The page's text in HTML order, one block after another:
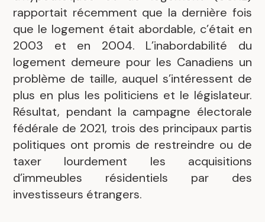
rapportait récemment que la dernière fois
que le logement était abordable, c’était en
2003 et en 2004. L’inabordabilité du
logement demeure pour les Canadiens un
problème de taille, auquel s’intéressent de
plus en plus les politiciens et le législateur.
Résultat, pendant la campagne électorale
fédérale de 2021, trois des principaux partis
politiques ont promis de restreindre ou de
taxer lourdement les acquisitions
d’immeubles résidentiels par des
investisseurs étrangers.